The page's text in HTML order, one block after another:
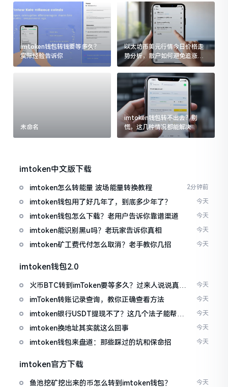
imtoken钱包转钱要等多久？
实际经验告诉你
以太坊币美元行情今日价格走
势分析，散户如何避免追涨杀
跌被套牢
未命名
imtoken钱包转不出去？别
慌，这几种情况都能解决
imtoken中文版下载
imtoken怎么转能量 波场能量转换教程 2分钟前
imtoken钱包用了好几年了，到底多少年了？ 今天
imtoken钱包怎么下载？老用户告诉你靠谱渠道 今天
imtoken能识别黑u吗？老玩家告诉你真相 今天
imtoken矿工费代付怎么取消？老手教你几招 今天
imtoken钱包2.0
火币BTC转到imToken要等多久？过来人说说真实
情况
今天
imToken转账记录查询，教你正确查看方法 今天
imtoken银行USDT提现不了？这几个法子能帮你
搞定
今天
imtoken换地址其实就这么回事 今天
imtoken钱包来盘道：那些踩过的坑和保命招 今天
imtoken官方下载
鱼池挖矿挖出来的币怎么转到imtoken钱包？ 今天